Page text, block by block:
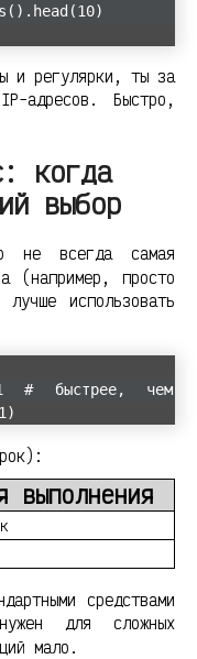
и регулярки, ты за
адресов. Быстро,
когда
выбор
всегда самая
(например, просто
использовать
быстрее, чем
выполнения
средствами
для сложных
мало.